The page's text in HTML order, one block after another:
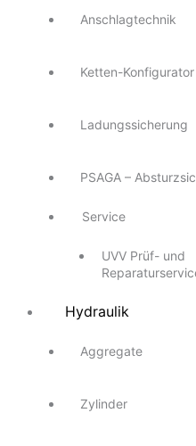
Anschlagtechnik
Ketten-Konfigurator
Ladungssicherung
PSAGA –
Service
UVV Prüf- und
Hydraulik
Aggregate
Zylinder